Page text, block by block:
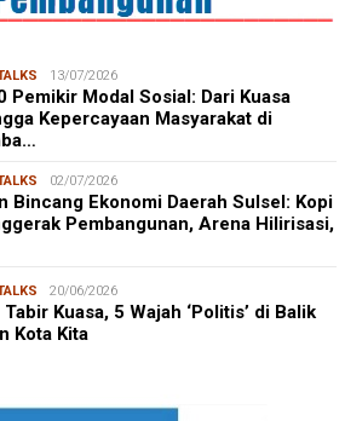
13/07/2026
Pemikir Modal Sosial: Dari Kuasa
Kepercayaan Masyarakat di
02/07/2026
Bincang Ekonomi Daerah Sulsel: Kopi
Pembangunan, Arena Hilirisasi,
20/06/2026
Kuasa, 5 Wajah ‘Politis’ di Balik
Kota Kita